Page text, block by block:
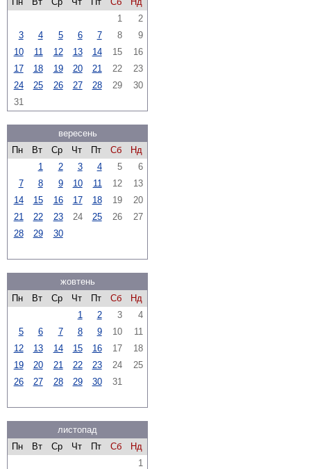
1
2
3
4 5 6 7 8
9
10
11 12 13 14 15
16
17
18 19 20 21 22
23
24
25 26 27 28 29
30
31
вересень
Пн
Вт Ср Чт Пт Сб
Нд
1
2 3 4 5
6
7
8 9 10 11 12
13
14
15 16 17 18 19
20
21
22 23 24 25 26
27
28
29 30
жовтень
Пн
Вт Ср Чт Пт Сб
Нд
1
2 3
4
5
6 7 8 9 10
11
12
13 14 15 16 17
18
19
20 21 22 23 24
25
26
27 28 29 30 31
листопад
Пн
Вт Ср Чт Пт Сб
Нд
1